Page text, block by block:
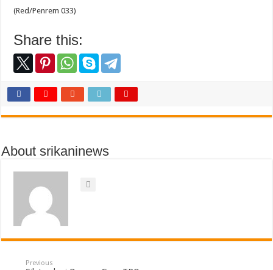
(Red/Penrem 033)
Share this:
About srikaninews
Previous